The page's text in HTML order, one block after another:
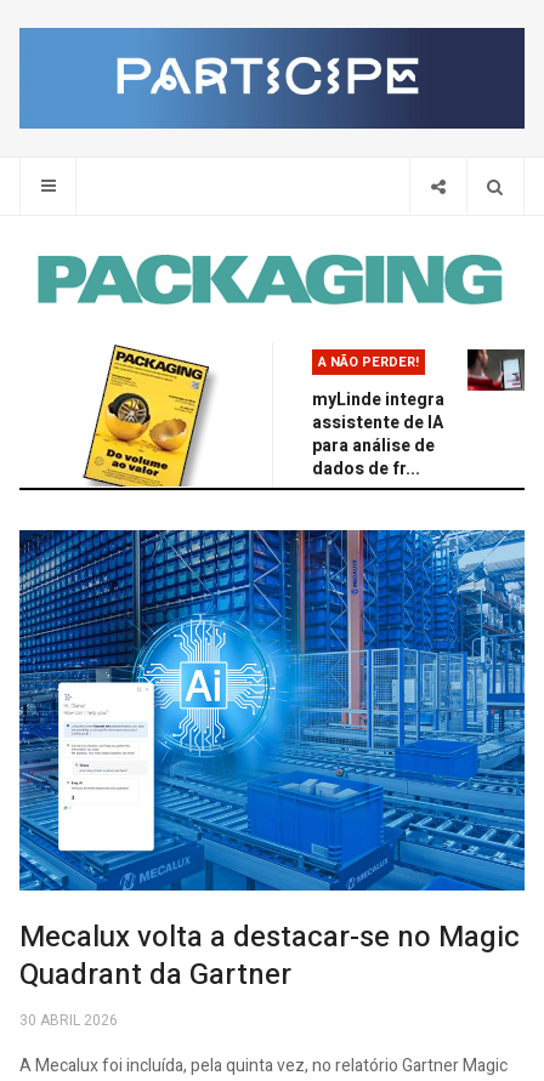
A NÃO PERDER!
myLinde integra
assistente de IA
para análise de
dados de fr...
Mecalux volta a destacar-se no Magic
Quadrant da Gartner
30 ABRIL 2026
A Mecalux foi incluída, pela quinta vez, no relatório Gartner Magic